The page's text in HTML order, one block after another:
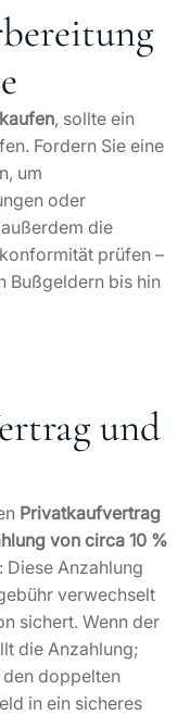
, sollte ein
Fordern Sie eine
um
oder
die
prüfen –
Bußgeldern bis hin
und
Privatkaufvertrag
von circa 10 %
Anzahlung
verwechselt
sichert. Wenn der
die Anzahlung;
doppelten
in ein sicheres